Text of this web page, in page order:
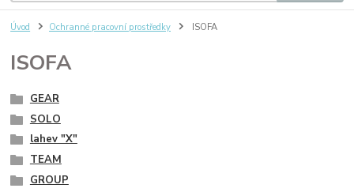
Úvod Ochranné pracovní prostředky ISOFA
ISOFA
GEAR
SOLO
lahev "X"
TEAM
GROUP